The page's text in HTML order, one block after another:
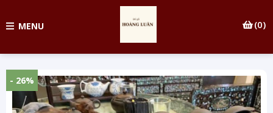
(0)
MENU
- 26%